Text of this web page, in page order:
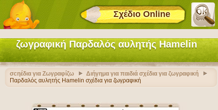
Σχέδιο Online
ζωγραφική Παρδαλός αυλητής Hamelin
σcηέδια για Ζωγραφίζω
Διήγημα για παιδιά σχέδια για ζωγραφική
Παρδαλός αυλητής Hamelin σχέδια για ζωγραφική